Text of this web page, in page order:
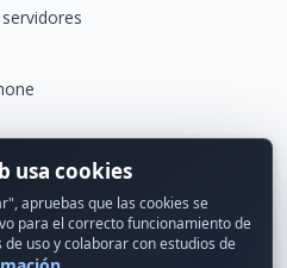
usa cookies
apruebas que las cookies se
para el correcto funcionamiento de
uso y colaborar con estudios de